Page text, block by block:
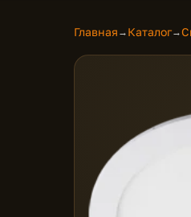
Главная → Каталог→